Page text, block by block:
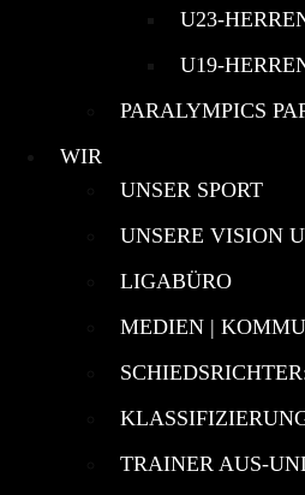
U23-
U19-
PARALYMPICS
WIR
UNSER SPORT
UNSERE VISION
LIGABÜRO
MEDIEN |
TRAINER AUS-